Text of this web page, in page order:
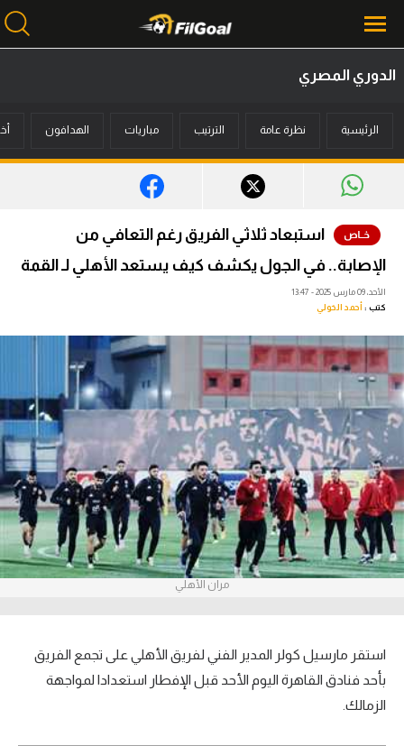
أخبار
ميركاتو
فانتازي في الجول
فيديوهات
عدسات
آراء حرة
ركن الألعاب
بطولات
الدوري المصري
الدوري الإيطالي
الدوري المصري
الرئيسية نظرة عامة الترتيب مباريات الهدافون
استبعاد ثلاثي الفريق رغم التعافي من
الإصابة.. في الجول يكشف كيف يستعد الأهلي لـ القمة
الأحد، 09 مارس 2025 - 13:47
كتب : أحمد الخولي
مران الأهلي
استقر مارسيل كولر المدير الفني لفريق الأهلي على تجمع الفريق
بأحد فنادق القاهرة اليوم الأحد قبل الإفطار استعدادا لمواجهة
الزمالك.